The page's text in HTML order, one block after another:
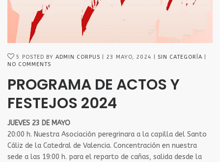
5 POSTED BY ADMIN CORPUS 23 MAYO, 2024
SIN CATEGORÍA
NO COMMENTS
PROGRAMA DE ACTOS Y
FESTEJOS 2024
JUEVES 23 DE MAYO
20:00 h. Nuestra Asociación peregrinara a la capilla del Santo
Cáliz de la Catedral de Valencia. Concentración en nuestra
sede a las 19:00 h. para el reparto de cañas, salida desde la